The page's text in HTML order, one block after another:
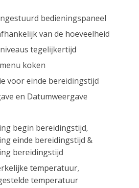
bedieningspaneel
van de hoeveelheid
tegelijkertijd
koken
voor einde bereidingstijd
en Datumweergave
begin bereidingstijd,
einde bereidingstijd &
bereidingstijd
temperatuur,
temperatuur